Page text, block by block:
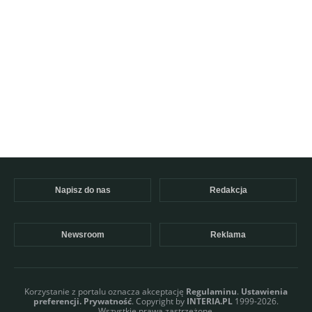
Napisz do nas Redakcja
Newsroom Reklama
Korzystanie z portalu oznacza akceptację Regulaminu. Ustawienia
preferencji. Prywatność. Copyright by INTERIA.PL 1999-2026.